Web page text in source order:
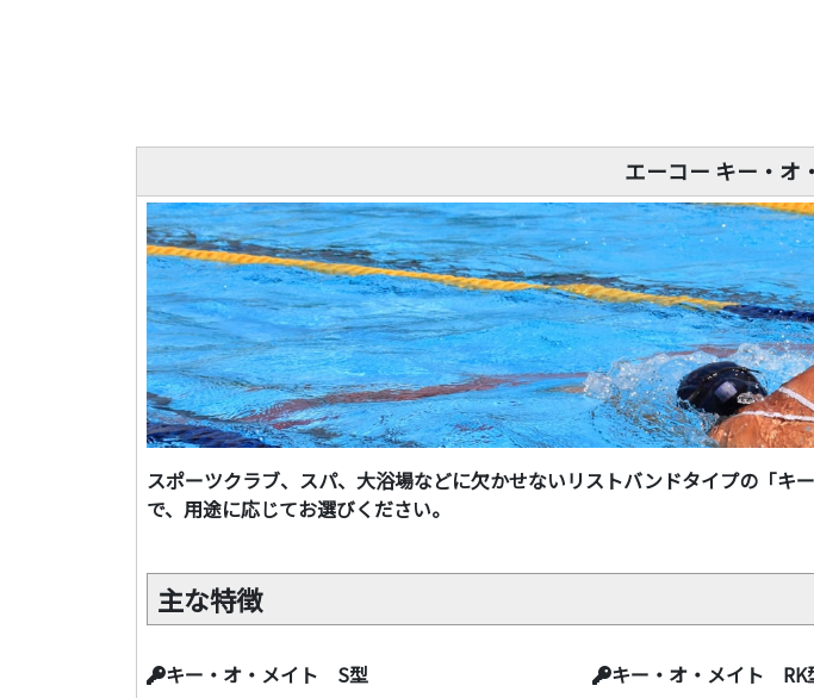
エーコー キー・オ
スポーツクラブ、スパ、大浴場などに欠かせないリストバンドタイプの「
で、用途に応じてお選びください。
主な特徴
キー・オ・メイト S型 キー・オ・メイト RK